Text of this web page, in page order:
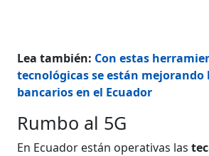
Lea también: Con estas
tecnológicas se están mejorando
bancarios en el Ecuador
Rumbo al 5G
En Ecuador están operativas las